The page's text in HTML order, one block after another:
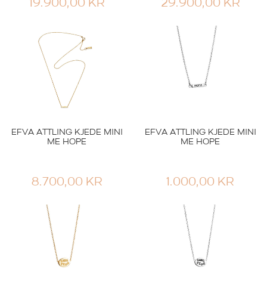
19.900,00 KR 29.900,00 KR
EFVA ATTLING KJEDE MINI
ME HOPE
8.700,00 KR
EFVA ATTLING KJEDE MINI
ME HOPE
1.000,00 KR